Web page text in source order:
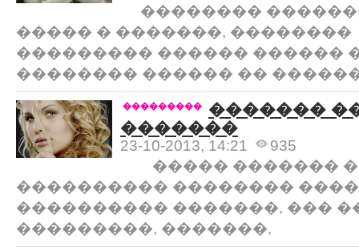
��������
����� � �������,
��������� ������ ������
�������� ������ ��
���������
�������
�������
23-10-2013, 14:21
935
����� �������
���������� ��������
���������� �������, ���
���������, �������,